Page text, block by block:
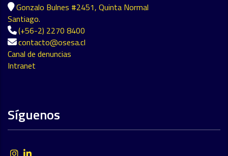
Gonzalo Bulnes #2451, Quinta Normal
Santiago.
(+56-2) 2270 8400
contacto@osesa.cl
Canal de denuncias
Intranet
Síguenos